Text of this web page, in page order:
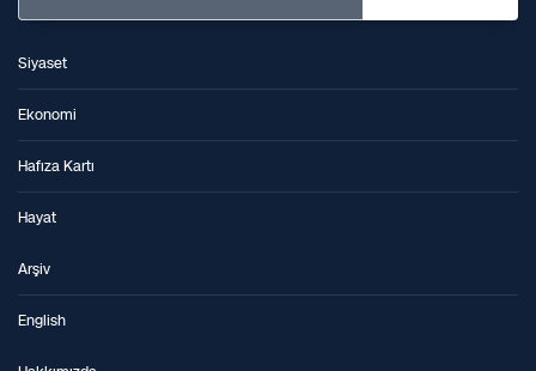
Siyaset
Ekonomi
Hafıza Kartı
Hayat
Arşiv
English